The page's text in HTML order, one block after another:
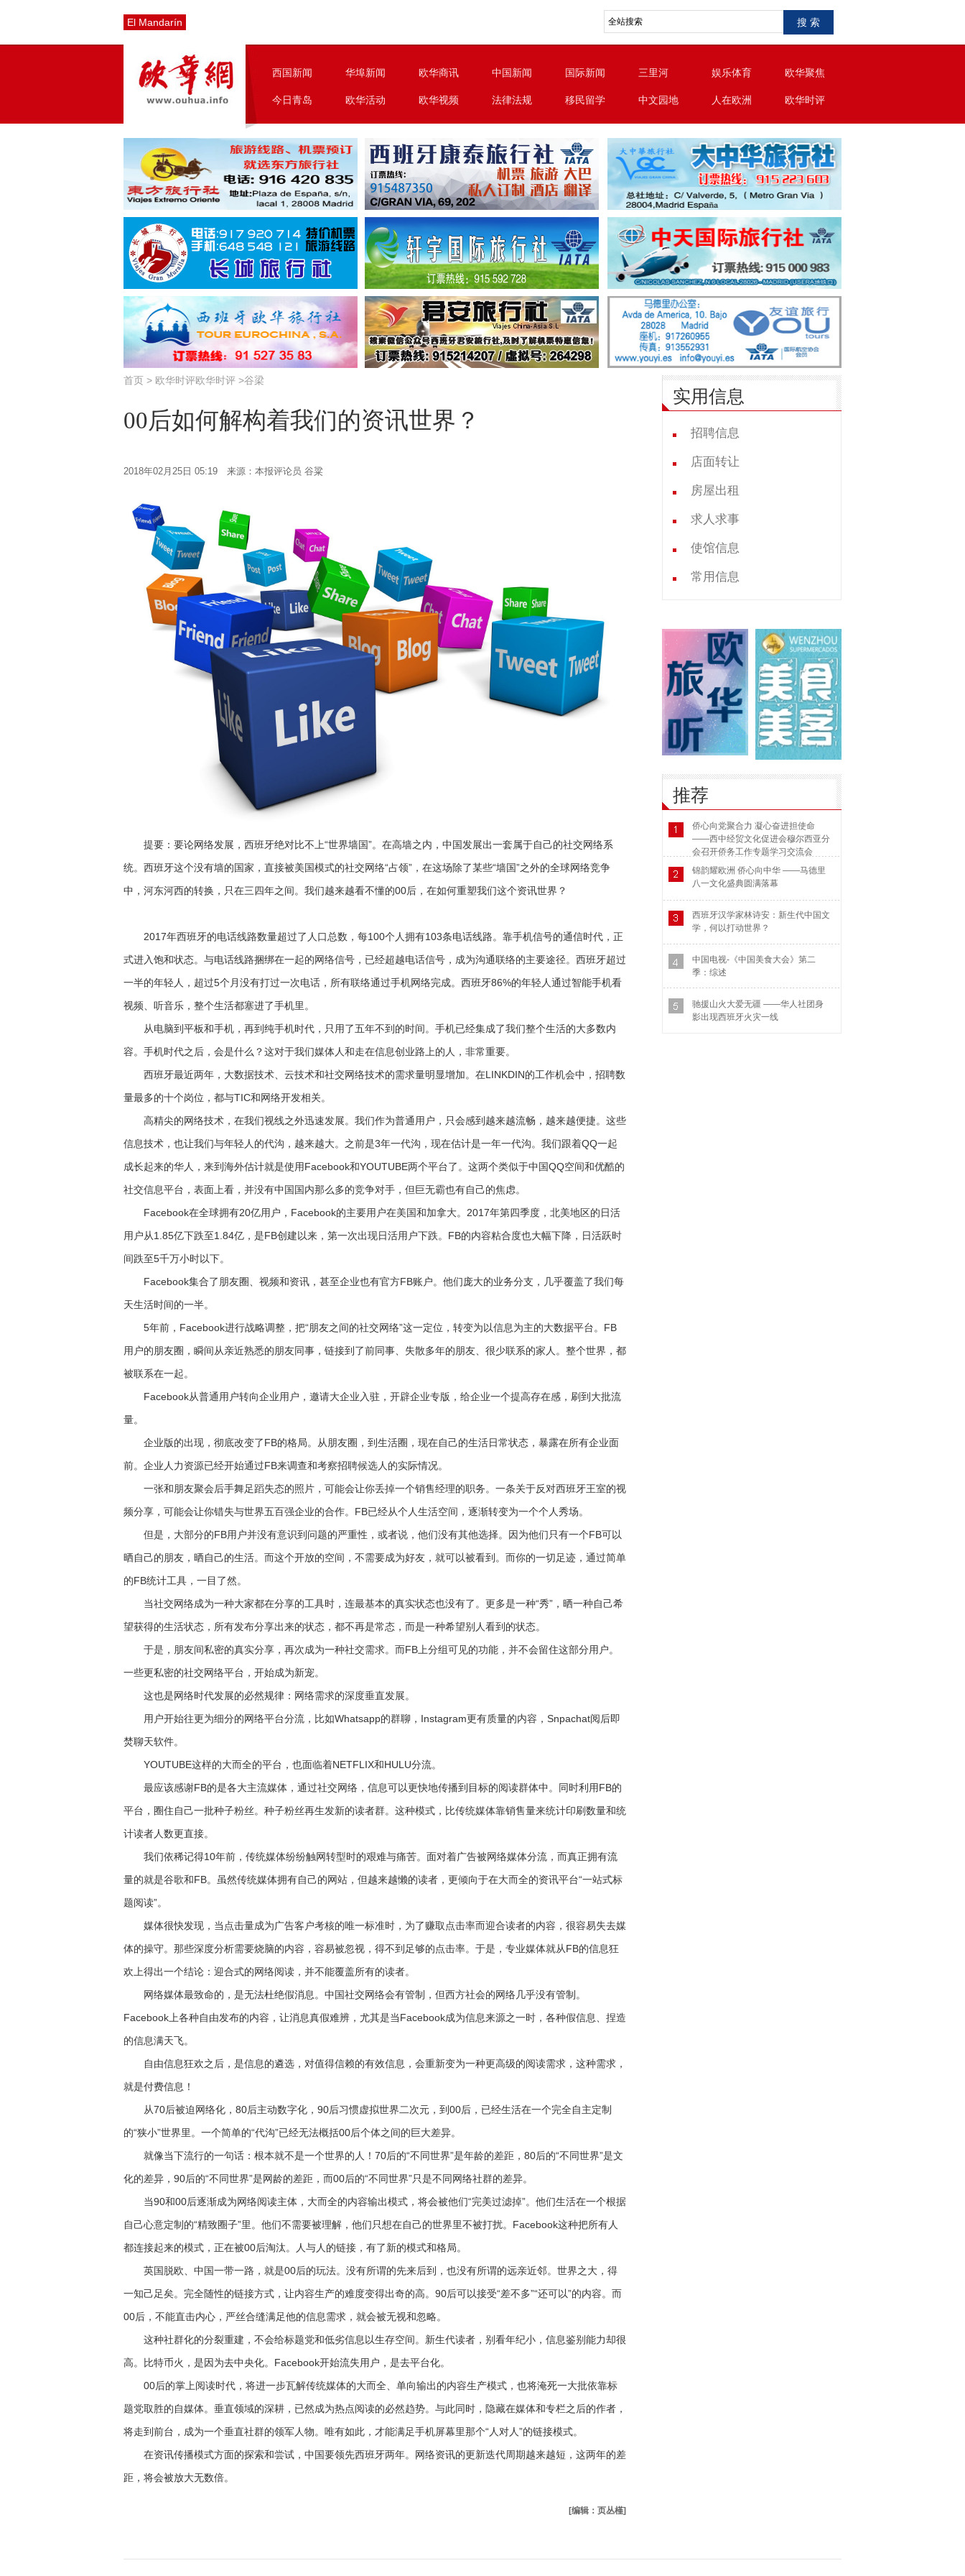
El Mandarín 搜 索
西国新闻 华埠新闻 欧华商讯 中国新闻 国际新闻 三里河 娱乐体育 欧华聚焦
今日青岛 欧华活动 欧华视频 法律法规 移民留学 中文园地 人在欧洲 欧华时评
首页 > 欧华时评欧华时评 >谷梁
00后如何解构着我们的资讯世界？
2018年02月25日 05:19 来源：本报评论员 谷粱
提要：要论网络发展，西班牙绝对比不上“世界墙国”。在高墙之内，中国发展出一套属于自己的社交网络系
统。西班牙这个没有墙的国家，直接被美国模式的社交网络“占领”，在这场除了某些“墙国”之外的全球网络竞争
中，河东河西的转换，只在三四年之间。我们越来越看不懂的00后，在如何重塑我们这个资讯世界？
2017年西班牙的电话线路数量超过了人口总数，每100个人拥有103条电话线路。靠手机信号的通信时代，正
式进入饱和状态。与电话线路捆绑在一起的网络信号，已经超越电话信号，成为沟通联络的主要途径。西班牙超过
一半的年轻人，超过5个月没有打过一次电话，所有联络通过手机网络完成。西班牙86%的年轻人通过智能手机看
视频、听音乐，整个生活都塞进了手机里。
从电脑到平板和手机，再到纯手机时代，只用了五年不到的时间。手机已经集成了我们整个生活的大多数内
容。手机时代之后，会是什么？这对于我们媒体人和走在信息创业路上的人，非常重要。
西班牙最近两年，大数据技术、云技术和社交网络技术的需求量明显增加。在LINKDIN的工作机会中，招聘数
量最多的十个岗位，都与TIC和网络开发相关。
高精尖的网络技术，在我们视线之外迅速发展。我们作为普通用户，只会感到越来越流畅，越来越便捷。这些
信息技术，也让我们与年轻人的代沟，越来越大。之前是3年一代沟，现在估计是一年一代沟。我们跟着QQ一起
成长起来的华人，来到海外估计就是使用Facebook和YOUTUBE两个平台了。这两个类似于中国QQ空间和优酷的
社交信息平台，表面上看，并没有中国国内那么多的竞争对手，但巨无霸也有自己的焦虑。
Facebook在全球拥有20亿用户，Facebook的主要用户在美国和加拿大。2017年第四季度，北美地区的日活
用户从1.85亿下跌至1.84亿，是FB创建以来，第一次出现日活用户下跌。FB的内容粘合度也大幅下降，日活跃时
间跌至5千万小时以下。
Facebook集合了朋友圈、视频和资讯，甚至企业也有官方FB账户。他们庞大的业务分支，几乎覆盖了我们每
天生活时间的一半。
5年前，Facebook进行战略调整，把“朋友之间的社交网络”这一定位，转变为以信息为主的大数据平台。FB
用户的朋友圈，瞬间从亲近熟悉的朋友同事，链接到了前同事、失散多年的朋友、很少联系的家人。整个世界，都
被联系在一起。
Facebook从普通用户转向企业用户，邀请大企业入驻，开辟企业专版，给企业一个提高存在感，刷到大批流
量。
企业版的出现，彻底改变了FB的格局。从朋友圈，到生活圈，现在自己的生活日常状态，暴露在所有企业面
前。企业人力资源已经开始通过FB来调查和考察招聘候选人的实际情况。
一张和朋友聚会后手舞足蹈失态的照片，可能会让你丢掉一个销售经理的职务。一条关于反对西班牙王室的视
频分享，可能会让你错失与世界五百强企业的合作。FB已经从个人生活空间，逐渐转变为一个个人秀场。
但是，大部分的FB用户并没有意识到问题的严重性，或者说，他们没有其他选择。因为他们只有一个FB可以
晒自己的朋友，晒自己的生活。而这个开放的空间，不需要成为好友，就可以被看到。而你的一切足迹，通过简单
的FB统计工具，一目了然。
当社交网络成为一种大家都在分享的工具时，连最基本的真实状态也没有了。更多是一种“秀”，晒一种自己希
望获得的生活状态，所有发布分享出来的状态，都不再是常态，而是一种希望别人看到的状态。
于是，朋友间私密的真实分享，再次成为一种社交需求。而FB上分组可见的功能，并不会留住这部分用户。
一些更私密的社交网络平台，开始成为新宠。
这也是网络时代发展的必然规律：网络需求的深度垂直发展。
用户开始往更为细分的网络平台分流，比如Whatsapp的群聊，Instagram更有质量的内容，Snpachat阅后即
焚聊天软件。
YOUTUBE这样的大而全的平台，也面临着NETFLIX和HULU分流。
最应该感谢FB的是各大主流媒体，通过社交网络，信息可以更快地传播到目标的阅读群体中。同时利用FB的
平台，圈住自己一批种子粉丝。种子粉丝再生发新的读者群。这种模式，比传统媒体靠销售量来统计印刷数量和统
计读者人数更直接。
我们依稀记得10年前，传统媒体纷纷触网转型时的艰难与痛苦。面对着广告被网络媒体分流，而真正拥有流
量的就是谷歌和FB。虽然传统媒体拥有自己的网站，但越来越懒的读者，更倾向于在大而全的资讯平台“一站式标
题阅读”。
媒体很快发现，当点击量成为广告客户考核的唯一标准时，为了赚取点击率而迎合读者的内容，很容易失去媒
体的操守。那些深度分析需要烧脑的内容，容易被忽视，得不到足够的点击率。于是，专业媒体就从FB的信息狂
欢上得出一个结论：迎合式的网络阅读，并不能覆盖所有的读者。
网络媒体最致命的，是无法杜绝假消息。中国社交网络会有管制，但西方社会的网络几乎没有管制。
Facebook上各种自由发布的内容，让消息真假难辨，尤其是当Facebook成为信息来源之一时，各种假信息、捏造
的信息满天飞。
自由信息狂欢之后，是信息的遴选，对值得信赖的有效信息，会重新变为一种更高级的阅读需求，这种需求，
就是付费信息！
从70后被迫网络化，80后主动数字化，90后习惯虚拟世界二次元，到00后，已经生活在一个完全自主定制
的“狭小”世界里。一个简单的“代沟”已经无法概括00后个体之间的巨大差异。
就像当下流行的一句话：根本就不是一个世界的人！70后的“不同世界”是年龄的差距，80后的“不同世界”是文
化的差异，90后的“不同世界”是网龄的差距，而00后的“不同世界”只是不同网络社群的差异。
当90和00后逐渐成为网络阅读主体，大而全的内容输出模式，将会被他们“完美过滤掉”。他们生活在一个根据
自己心意定制的“精致圈子”里。他们不需要被理解，他们只想在自己的世界里不被打扰。Facebook这种把所有人
都连接起来的模式，正在被00后淘汰。人与人的链接，有了新的模式和格局。
英国脱欧、中国一带一路，就是00后的玩法。没有所谓的先来后到，也没有所谓的远亲近邻。世界之大，得
一知己足矣。完全随性的链接方式，让内容生产的难度变得出奇的高。90后可以接受“差不多”“还可以”的内容。而
00后，不能直击内心，严丝合缝满足他的信息需求，就会被无视和忽略。
这种社群化的分裂重建，不会给标题党和低劣信息以生存空间。新生代读者，别看年纪小，信息鉴别能力却很
高。比特币火，是因为去中央化。Facebook开始流失用户，是去平台化。
00后的掌上阅读时代，将进一步瓦解传统媒体的大而全、单向输出的内容生产模式，也将淹死一大批依靠标
题党取胜的自媒体。垂直领域的深耕，已然成为热点阅读的必然趋势。与此同时，隐藏在媒体和专栏之后的作者，
将走到前台，成为一个垂直社群的领军人物。唯有如此，才能满足手机屏幕里那个“人对人”的链接模式。
在资讯传播模式方面的探索和尝试，中国要领先西班牙两年。网络资讯的更新迭代周期越来越短，这两年的差
距，将会被放大无数倍。
[编辑：页丛槿]
实用信息
招聘信息
店面转让
房屋出租
求人求事
使馆信息
常用信息
推荐
侨心向党聚合力 凝心奋进担使命
——西中经贸文化促进会穆尔西亚分
会召开侨务工作专题学习交流会
锦韵耀欧洲 侨心向中华 ——马德里
八一文化盛典圆满落幕
西班牙汉学家林诗安：新生代中国文
学，何以打动世界？
中国电视-《中国美食大会》第二
季：综述
驰援山火大爱无疆 ——华人社团身
影出现西班牙火灾一线